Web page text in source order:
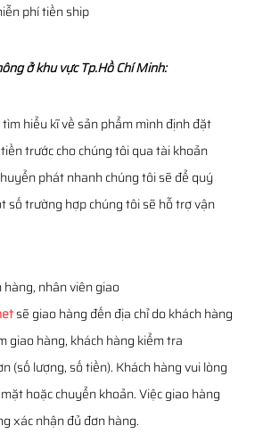
phí tiền ship
ở khu vực Tp.Hồ Chí Minh:
hiểu kĩ về sản phẩm mình định đặt
trước cho chúng tôi qua tài khoản
phát nhanh chúng tôi sẽ để quý
số trường hợp chúng tôi sẽ hỗ trợ vận
nhân viên giao
sẽ giao hàng đến địa chỉ do khách hàng
giao hàng, khách hàng kiểm tra
(số lượng, số tiền). Khách hàng vui lòng
hoặc chuyển khoản. Việc giao hàng
xác nhận đủ đơn hàng.